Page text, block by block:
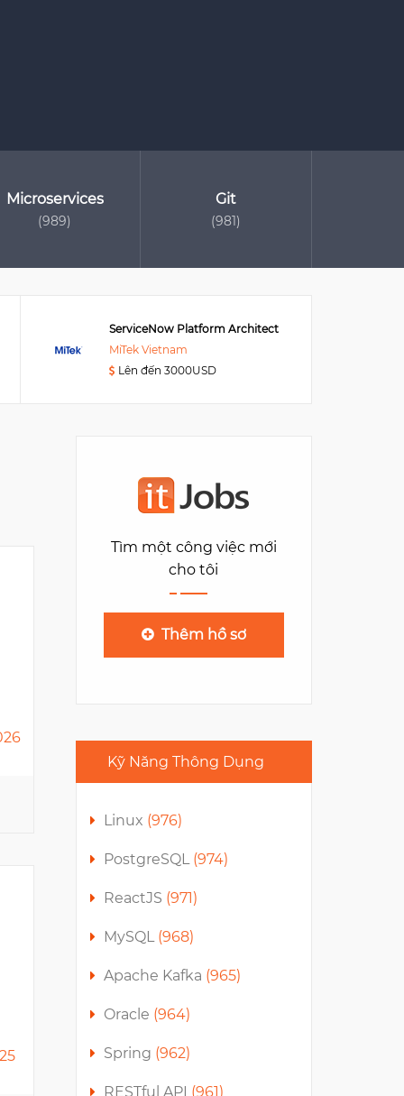
Microservices
(989)
Git
(981)
ServiceNow Platform Architect
MiTek Vietnam
Lên đến 3000USD
Tìm một công việc mới
cho tôi
Thêm hồ sơ
Kỹ Năng Thông Dụng
Linux (976)
PostgreSQL (974)
ReactJS (971)
MySQL (968)
Apache Kafka (965)
Oracle (964)
Spring (962)
RESTful API (961)
NAB INNOVATION CENTRE
VIETNAM